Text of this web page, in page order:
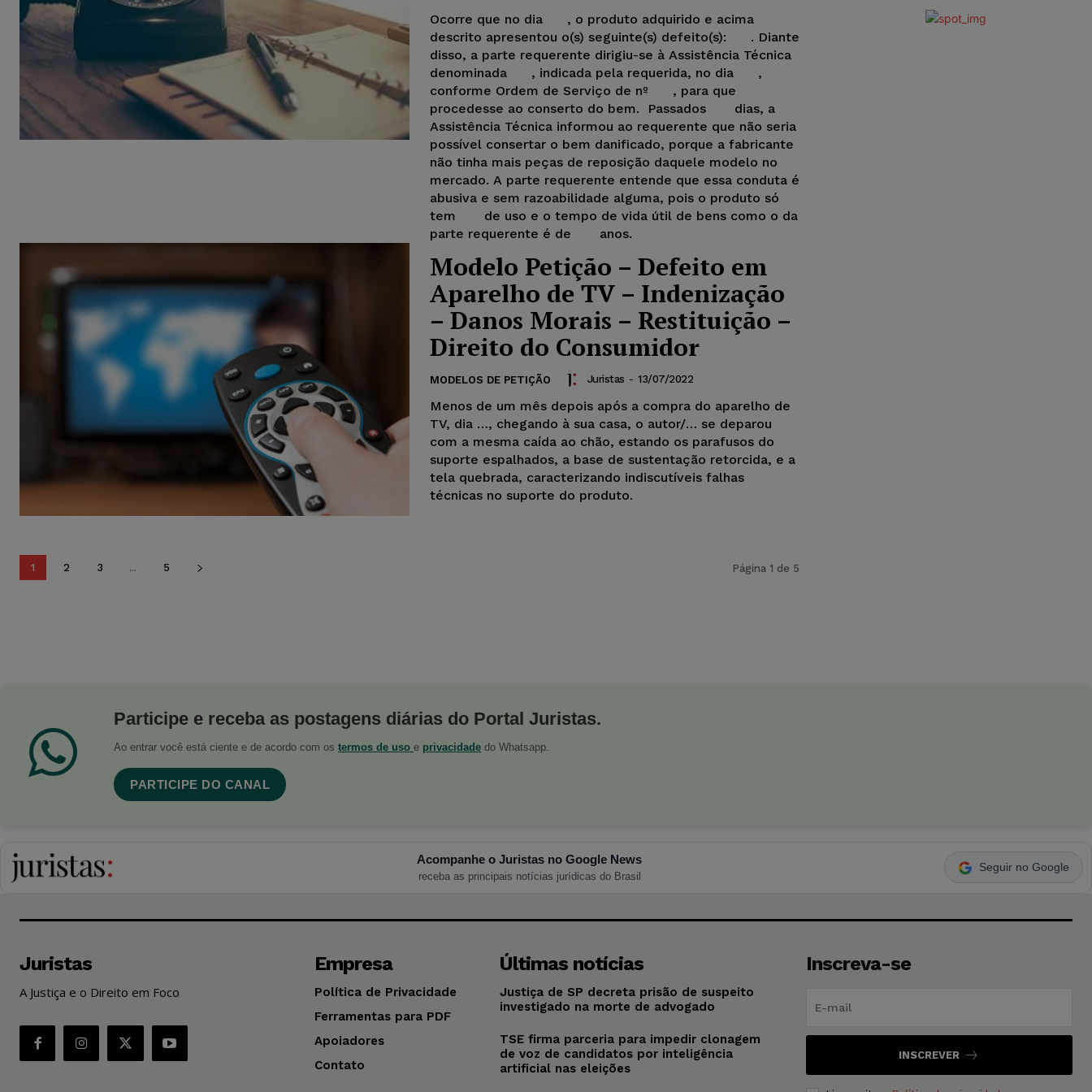
Ocorre que no dia , o produto adquirido e acima
descrito apresentou o(s) seguinte(s) defeito(s): . Diante
disso, a parte requerente dirigiu-se à Assistência Técnica
denominada , indicada pela requerida, no dia ,
conforme Ordem de Serviço de nº , para que
procedesse ao conserto do bem. Passados dias, a
Assistência Técnica informou ao requerente que não seria
possível consertar o bem danificado, porque a fabricante
não tinha mais peças de reposição daquele modelo no
mercado. A parte requerente entende que essa conduta é
abusiva e sem razoabilidade alguma, pois o produto só
tem de uso e o tempo de vida útil de bens como o da
parte requerente é de anos.
Modelo Petição – Defeito em
Aparelho de TV – Indenização
– Danos Morais – Restituição –
Direito do Consumidor
MODELOS DE PETIÇÃO Juristas - 13/07/2022
Menos de um mês depois após a compra do aparelho de
TV, dia …, chegando à sua casa, o autor/… se deparou
com a mesma caída ao chão, estando os parafusos do
suporte espalhados, a base de sustentação retorcida, e a
tela quebrada, caracterizando indiscutíveis falhas
técnicas no suporte do produto.
1 2 3 ... 5 Página 1 de 5
Participe e receba as postagens diárias do Portal Juristas.
Ao entrar você está ciente e de acordo com os termos de uso e privacidade do Whatsapp.
PARTICIPE DO CANAL
Acompanhe o Juristas no Google News
receba as principais notícias jurídicas do Brasil
Seguir no Google
Juristas
A Justiça e o Direito em Foco
Empresa
Política de Privacidade
Ferramentas para PDF
Apoiadores
Contato
Últimas notícias
Justiça de SP decreta prisão de suspeito
investigado na morte de advogado
TSE firma parceria para impedir clonagem
de voz de candidatos por inteligência
artificial nas eleições
Inscreva-se
INSCREVER